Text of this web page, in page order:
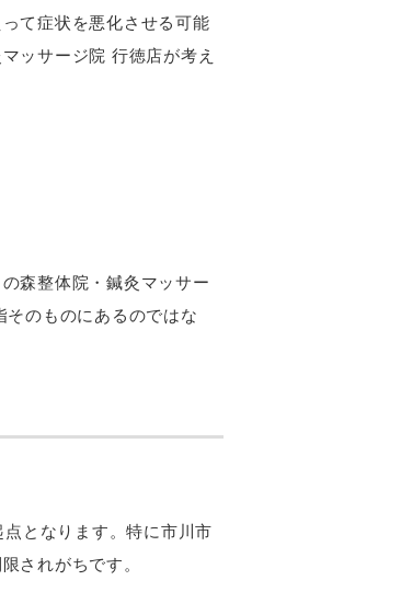
て症状を悪化させる可能
ッサージ院 行徳店が考え
森整体院・鍼灸マッサー
のものにあるのではな
となります。特に市川市
されがちです。